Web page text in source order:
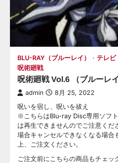
BLU-RAY（ブルーレイ） テレビ
呪術廻戦
呪術廻戦 Vol.6 （ブルーレ
admin 8月 25, 2022
呪いを宿し、呪いを祓え
※こちらはBlu-ray Disc専用ソフ
は再生できませんのでご注意く
場合キャンセルできなくなる場合
上、ご注文ください。
ご注文前にこちらの商品もチェッ